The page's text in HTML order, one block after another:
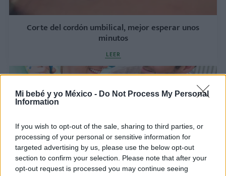
Mi bebé y yo México - Do Not Process My Personal
Information
If you wish to opt-out of the sale, sharing to third parties, or
processing of your personal or sensitive information for
targeted advertising by us, please use the below opt-out
section to confirm your selection. Please note that after your
opt-out request is processed you may continue seeing
Corte del cordón umbilical, mejor esperar unos
minutos
LEER